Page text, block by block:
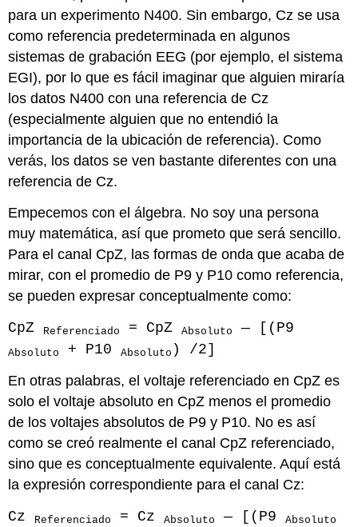
para un experimento N400. Sin embargo, Cz se usa
como referencia predeterminada en algunos
sistemas de grabación EEG (por ejemplo, el sistema
EGI), por lo que es fácil imaginar que alguien miraría
los datos N400 con una referencia de Cz
(especialmente alguien que no entendió la
importancia de la ubicación de referencia). Como
verás, los datos se ven bastante diferentes con una
referencia de Cz.
Empecemos con el álgebra. No soy una persona
muy matemática, así que prometo que será sencillo.
Para el canal CpZ, las formas de onda que acaba de
mirar, con el promedio de P9 y P10 como referencia,
se pueden expresar conceptualmente como:
CpZ
Referenciado = CpZ Absoluto — [(P9
Absoluto + P10 Absoluto ) /2]
En otras palabras, el voltaje referenciado en CpZ es
solo el voltaje absoluto en CpZ menos el promedio
de los voltajes absolutos de P9 y P10. No es así
como se creó realmente el canal CpZ referenciado,
sino que es conceptualmente equivalente. Aquí está
la expresión correspondiente para el canal Cz:
Cz
Referenciado = Cz Absoluto — [(P9 Absoluto